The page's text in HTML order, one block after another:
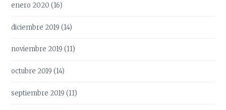
enero 2020 (16)
diciembre 2019 (14)
noviembre 2019 (11)
octubre 2019 (14)
septiembre 2019 (11)